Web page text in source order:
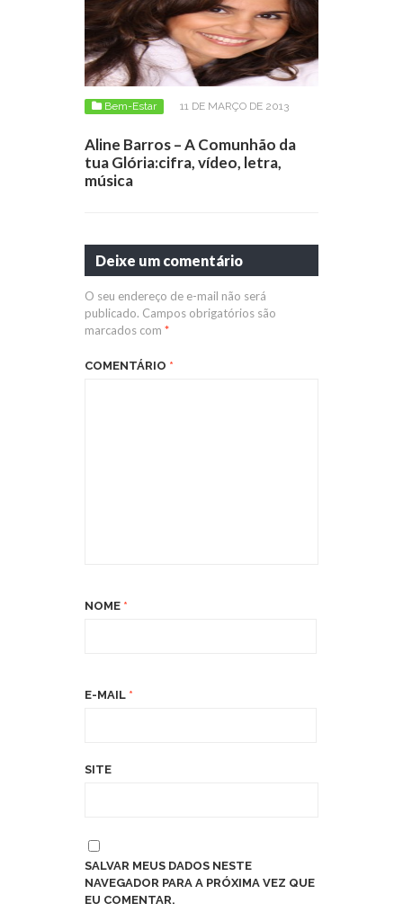
Bem-Estar 11 DE MARÇO DE 2013
Aline Barros – A Comunhão da
tua Glória:cifra, vídeo, letra,
música
Deixe um comentário
O seu endereço de e-mail não será
publicado. Campos obrigatórios são
marcados com *
COMENTÁRIO *
NOME *
E-MAIL *
SITE
SALVAR MEUS DADOS NESTE
NAVEGADOR PARA A PRÓXIMA VEZ QUE
EU COMENTAR.